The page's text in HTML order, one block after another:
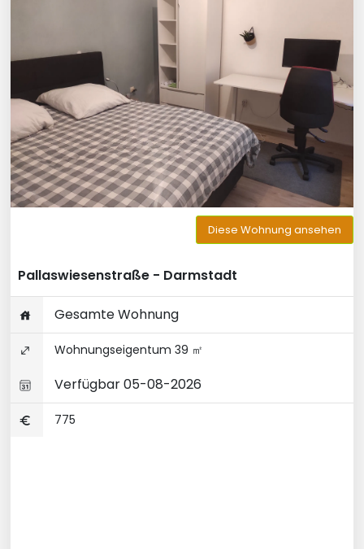
Diese Wohnung ansehen
Pallaswiesenstraße - Darmstadt
Gesamte Wohnung
Wohnungseigentum 39 ㎡
Verfügbar 05-08-2026
775